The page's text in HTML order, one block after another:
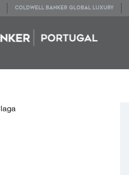
COLDWELL BANKER GLOBAL LUXURY